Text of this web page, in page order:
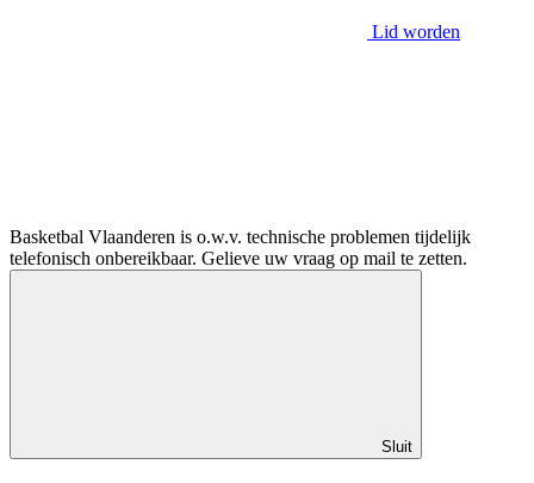
Lid worden
Basketbal Vlaanderen is o.w.v. technische problemen tijdelijk
telefonisch onbereikbaar. Gelieve uw vraag op mail te zetten.
Sluit